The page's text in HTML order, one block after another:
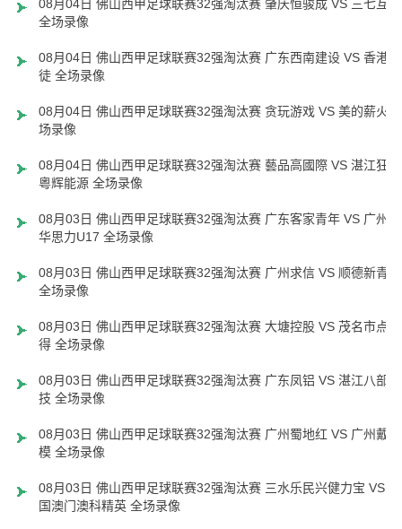
08月04日 佛山西甲足球联赛32强淘汰赛 肇庆恒骏成 VS 三七互娱
全场录像
08月04日 佛山西甲足球联赛32强淘汰赛 广东西南建设 VS 香港圣
徒 全场录像
08月04日 佛山西甲足球联赛32强淘汰赛 贪玩游戏 VS 美的薪火
场录像
08月04日 佛山西甲足球联赛32强淘汰赛 藝品高國際 VS 湛江狂狼
粵辉能源 全场录像
08月03日 佛山西甲足球联赛32强淘汰赛 广东客家青年 VS 广州英
华思力U17 全场录像
08月03日 佛山西甲足球联赛32强淘汰赛 广州求信 VS 顺德新青年
全场录像
08月03日 佛山西甲足球联赛32强淘汰赛 大塘控股 VS 茂名市点都
得 全场录像
08月03日 佛山西甲足球联赛32强淘汰赛 广东凤铝 VS 湛江八部科
技 全场录像
08月03日 佛山西甲足球联赛32强淘汰赛 广州蜀地红 VS 广州戴拿
模 全场录像
08月03日 佛山西甲足球联赛32强淘汰赛 三水乐民兴健力宝 VS 中
国澳门澳科精英 全场录像